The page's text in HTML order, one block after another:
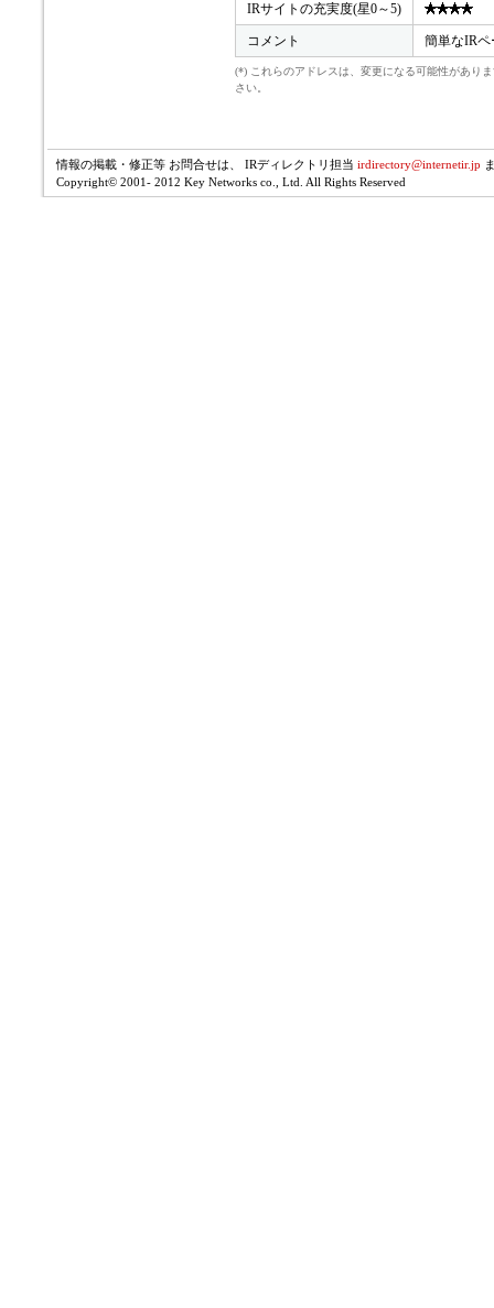
IRサイトの充実度(星0～5)
コメント 簡単なIRペ
(*) これらのアドレスは、変更になる可能性があり
さい。
情報の掲載・修正等 お問合せは、 IRディレクトリ担当 irdirectory@internetir.jp
Copyright© 2001- 2012 Key Networks co., Ltd. All Rights Reserved